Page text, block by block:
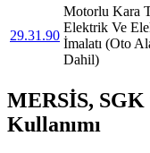
29.31.90
Motorlu Kara
Elektrik Ve
İmalatı (Oto
Dahil)
MERSİS, SGK
Kullanımı